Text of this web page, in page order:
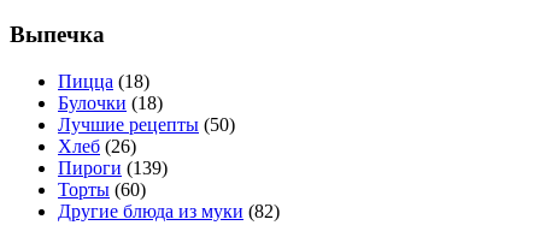
Выпечка
Пицца (18)
Булочки (18)
Лучшие рецепты (50)
Хлеб (26)
Пироги (139)
Торты (60)
Другие блюда из муки (82)